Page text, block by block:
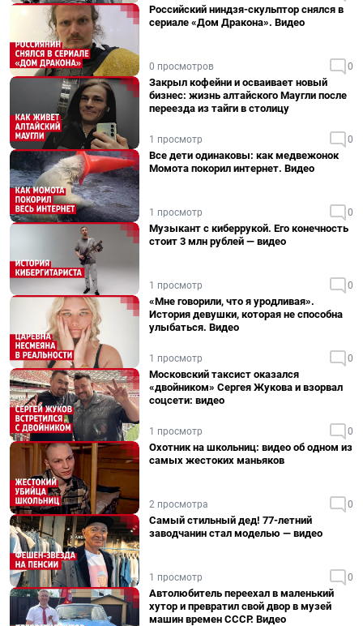
Российский ниндзя-скульптор снялся в
сериале «Дом Дракона». Видео
0 просмотров 0
Закрыл кофейни и осваивает новый
бизнес: жизнь алтайского Маугли после
переезда из тайги в столицу
1 просмотр 0
Все дети одинаковы: как медвежонок
Момота покорил интернет. Видео
1 просмотр 0
Музыкант с киберрукой. Его конечность
стоит 3 млн рублей — видео
1 просмотр 0
«Мне говорили, что я уродливая».
История девушки, которая не способна
улыбаться. Видео
1 просмотр 0
Московский таксист оказался
«двойником» Сергея Жукова и взорвал
соцсети: видео
1 просмотр 0
Охотник на школьниц: видео об одном из
самых жестоких маньяков
2 просмотра 0
Самый стильный дед! 77-летний
заводчанин стал моделью — видео
1 просмотр 0
Автолюбитель переехал в маленький
хутор и превратил свой двор в музей
машин времен СССР. Видео